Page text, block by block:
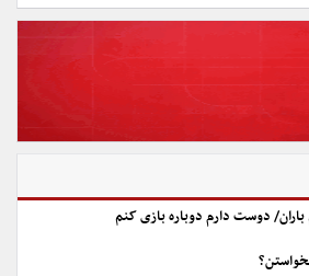
باران/ دوست دارم دوباره بازی کنم